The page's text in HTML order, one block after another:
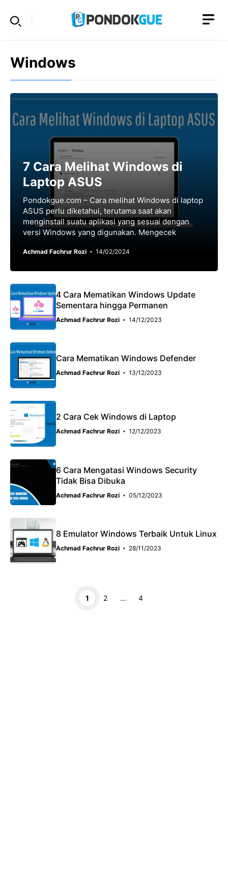
Windows
7 Cara Melihat Windows di
Laptop ASUS
Pondokgue.com – Cara melihat Windows di laptop
ASUS perlu diketahui, terutama saat akan
menginstall suatu aplikasi yang sesuai dengan
versi Windows yang digunakan. Mengecek
Achmad Fachrur Rozi 14/02/2024
4 Cara Mematikan Windows Update
Sementara hingga Permanen
Achmad Fachrur Rozi 14/12/2023
Cara Mematikan Windows Defender
Achmad Fachrur Rozi 13/12/2023
2 Cara Cek Windows di Laptop
Achmad Fachrur Rozi 12/12/2023
6 Cara Mengatasi Windows Security
Tidak Bisa Dibuka
Achmad Fachrur Rozi 05/12/2023
8 Emulator Windows Terbaik Untuk Linux
Achmad Fachrur Rozi 28/11/2023
Page
1 Page
2 … Page
4